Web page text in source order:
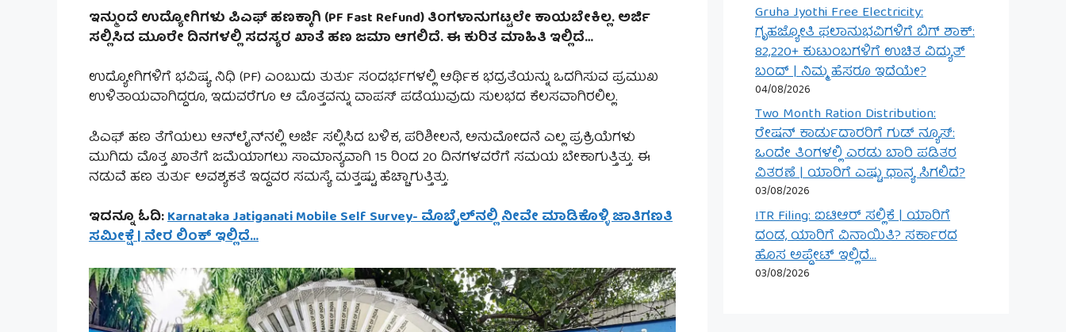
ಇನ್ಮುಂದೆ ಉದ್ಯೋಗಿಗಳು ಪಿಎಫ್ ಹಣಕ್ಕಾಗಿ (PF Fast Refund) ತಿಂಗಳಾನುಗಟ್ಟಲೇ ಕಾಯಬೇಕಿಲ್ಲ. ಅರ್ಜಿ
ಸಲ್ಲಿಸಿದ ಮೂರೇ ದಿನಗಳಲ್ಲಿ ಸದಸ್ಯರ ಖಾತೆ ಹಣ ಜಮಾ ಆಗಲಿದೆ. ಈ ಕುರಿತ ಮಾಹಿತಿ ಇಲ್ಲಿದೆ…
ಉದ್ಯೋಗಿಗಳಿಗೆ ಭವಿಷ್ಯ ನಿಧಿ (PF) ಎಂಬುದು ತುರ್ತು ಸಂದರ್ಭಗಳಲ್ಲಿ ಆರ್ಥಿಕ ಭದ್ರತೆಯನ್ನು ಒದಗಿಸುವ ಪ್ರಮುಖ
ಉಳಿತಾಯವಾಗಿದ್ದರೂ, ಇದುವರೆಗೂ ಆ ಮೊತ್ತವನ್ನು ವಾಪಸ್ ಪಡೆಯುವುದು ಸುಲಭದ ಕೆಲಸವಾಗಿರಲಿಲ್ಲ.
ಪಿಎಫ್ ಹಣ ತೆಗೆಯಲು ಆನ್‌ಲೈನ್‌ನಲ್ಲಿ ಅರ್ಜಿ ಸಲ್ಲಿಸಿದ ಬಳಿಕ, ಪರಿಶೀಲನೆ, ಅನುಮೋದನೆ ಎಲ್ಲ ಪ್ರಕ್ರಿಯೆಗಳು
ಮುಗಿದು ಮೊತ್ತ ಖಾತೆಗೆ ಜಮೆಯಾಗಲು ಸಾಮಾನ್ಯವಾಗಿ 15 ರಿಂದ 20 ದಿನಗಳವರೆಗೆ ಸಮಯ ಬೇಕಾಗುತ್ತಿತ್ತು. ಈ
ನಡುವೆ ಹಣ ತುರ್ತು ಅವಶ್ಯಕತೆ ಇದ್ದವರ ಸಮಸ್ಯೆ ಮತ್ತಷ್ಟು ಹೆಚ್ಚಾಗುತ್ತಿತ್ತು.
ಇದನ್ನೂ ಓದಿ:Karnataka Jatiganati Mobile Self Survey- ಮೊಬೈಲ್‌ನಲ್ಲಿ ನೀವೇ ಮಾಡಿಕೊಳ್ಳಿ ಜಾತಿಗಣತಿ
ಸಮೀಕ್ಷೆ | ನೇರ ಲಿಂಕ್ ಇಲ್ಲಿದೆ…
Gruha Jyothi Free Electricity:
ಗೃಹಜ್ಯೋತಿ ಫಲಾನುಭವಿಗಳಿಗೆ ಬಿಗ್ ಶಾಕ್:
82,220+ ಕುಟುಂಬಗಳಿಗೆ ಉಚಿತ ವಿದ್ಯುತ್
ಬಂದ್ | ನಿಮ್ಮ ಹೆಸರೂ ಇದೆಯೇ?
04/08/2026
Two Month Ration Distribution:
ರೇಷನ್ ಕಾರ್ಡುದಾರರಿಗೆ ಗುಡ್ ನ್ಯೂಸ್:
ಒಂದೇ ತಿಂಗಳಲ್ಲಿ ಎರಡು ಬಾರಿ ಪಡಿತರ
ವಿತರಣೆ | ಯಾರಿಗೆ ಎಷ್ಟು ಧಾನ್ಯ ಸಿಗಲಿದೆ?
03/08/2026
ITR Filing: ಐಟಿಆರ್ ಸಲ್ಲಿಕೆ | ಯಾರಿಗೆ
ದಂಡ, ಯಾರಿಗೆ ವಿನಾಯಿತಿ? ಸರ್ಕಾರದ
ಹೊಸ ಅಪ್ಡೇಟ್ ಇಲ್ಲಿದೆ…
03/08/2026